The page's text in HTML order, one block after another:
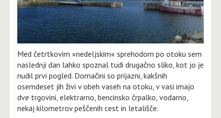
Med četrtkovim »nedeljskim« sprehodom po otoku sem
naslednji dan lahko spoznal tudi drugačno sliko, kot jo je
nudil prvi pogled. Domačini so prijazni, kakšnih
osemdeset jih živi v obeh vaseh na otoku, v vasi imajo
dve trgovini, elektrarno, bencinsko črpalko, vodarno,
nekaj kilometrov peščenih cest in letališče.